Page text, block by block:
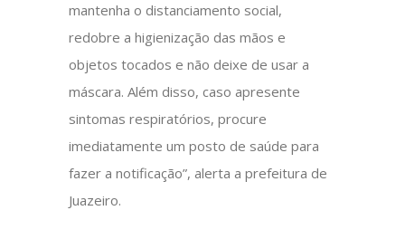
mantenha o distanciamento social,
redobre a higienização das mãos e
objetos tocados e não deixe de usar a
máscara. Além disso, caso apresente
sintomas respiratórios, procure
imediatamente um posto de saúde para
fazer a notificação”, alerta a prefeitura de
Juazeiro.